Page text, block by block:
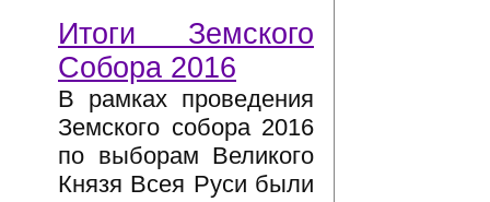
Итоги Земского
Собора 2016
В рамках проведения
Земского собора 2016
по выборам Великого
Князя Всея Руси были